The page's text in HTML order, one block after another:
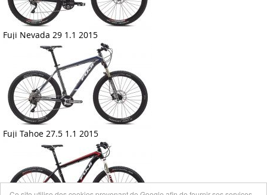
Fuji Nevada 29 1.1 2015
Fuji Tahoe 27.5 1.1 2015